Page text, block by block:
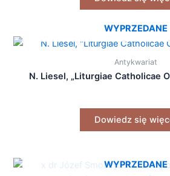
WYPRZEDANE
Antykwariat
N. Liesel, „Liturgiae Catholicae
Dowiedz się
WYPRZEDANE